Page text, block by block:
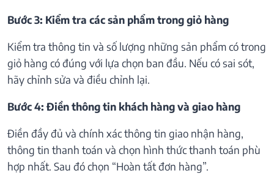
Bước 3: Kiểm tra các sản phẩm trong giỏ hàng
Kiểm tra thông tin và số lượng những sản phẩm có trong
giỏ hàng có đúng với lựa chọn ban đầu. Nếu có sai sót,
hãy chỉnh sửa và điều chỉnh lại.
Bước 4: Điền thông tin khách hàng và giao hàng
Điền đầy đủ và chính xác thông tin giao nhận hàng,
thông tin thanh toán và chọn hình thức thanh toán phù
hợp nhất. Sau đó chọn “Hoàn tất đơn hàng”.